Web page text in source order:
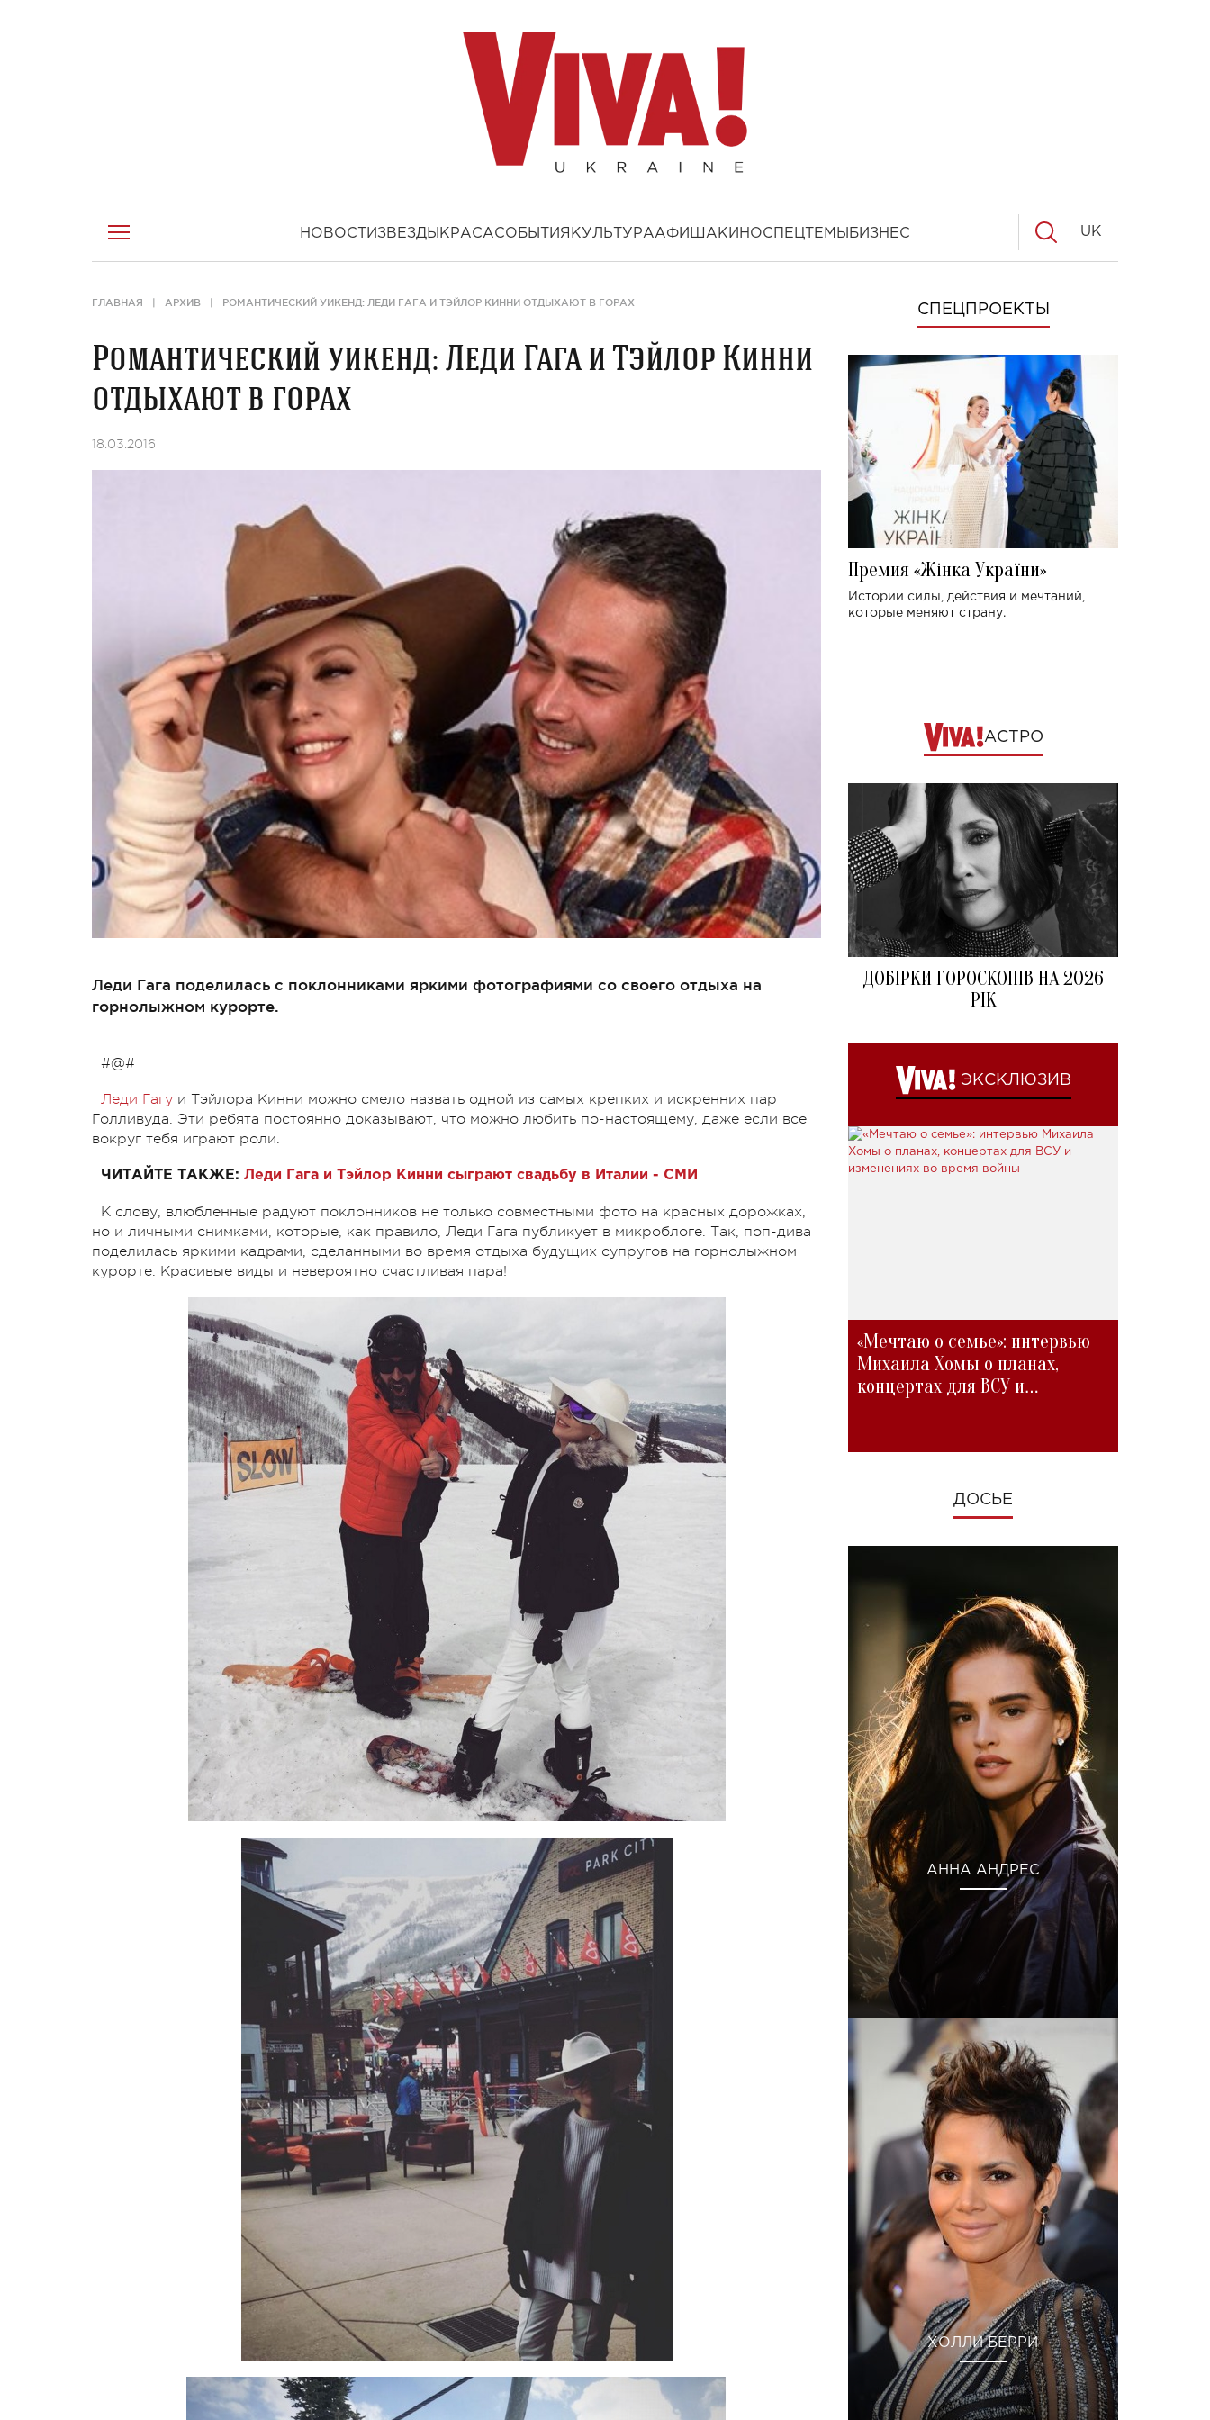
НОВОСТИ ЗВЕЗДЫ КРАСАСОБЫТИЯ КУЛЬТУРААФИША КИНОСПЕЦТЕМЫ БИЗНЕС UK
ГЛАВНАЯ АРХИВ РОМАНТИЧЕСКИЙ УИКЕНД: ЛЕДИ ГАГА И ТЭЙЛОР КИННИ ОТДЫХАЮТ В ГОРАХ
Романтический уикенд: Леди Гага и Тэйлор Кинни
отдыхают в горах
18.03.2016
Леди Гага поделилась с поклонниками яркими фотографиями со своего отдыха на
горнолыжном курорте.
#@#
Леди Гагу и Тэйлора Кинни можно смело назвать одной из самых крепких и искренних пар
Голливуда. Эти ребята постоянно доказывают, что можно любить по-настоящему, даже если все
вокруг тебя играют роли.
ЧИТАЙТЕ ТАКЖЕ: Леди Гага и Тэйлор Кинни сыграют свадьбу в Италии - СМИ
К слову, влюбленные радуют поклонников не только совместными фото на красных дорожках,
но и личными снимками, которые, как правило, Леди Гага публикует в микроблоге. Так, поп-дива
поделилась яркими кадрами, сделанными во время отдыха будущих супругов на горнолыжном
курорте. Красивые виды и невероятно счастливая пара!
СПЕЦПРОЕКТЫ
Премия «Жінка України»
Истории силы, действия и мечтаний,
которые меняют страну.
АСТРО
ДОБІРКИ ГОРОСКОПІВ НА 2026
РІК
ЭКСКЛЮЗИВ
«Мечтаю о семье»: интервью
Михаила Хомы о планах,
концертах для ВСУ и
ДОСЬЕ
АННА АНДРЕС
ХОЛЛИ БЕРРИ